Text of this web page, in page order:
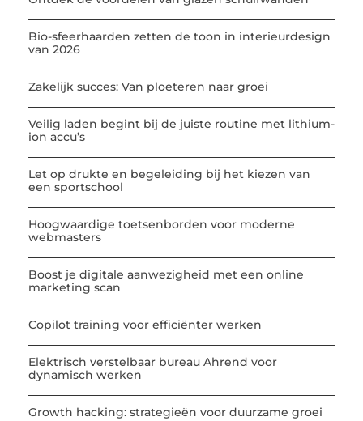
Bio-sfeerhaarden zetten de toon in interieurdesign
van 2026
Zakelijk succes: Van ploeteren naar groei
Veilig laden begint bij de juiste routine met lithium-
ion accu’s
Let op drukte en begeleiding bij het kiezen van
een sportschool
Hoogwaardige toetsenborden voor moderne
webmasters
Boost je digitale aanwezigheid met een online
marketing scan
Copilot training voor efficiënter werken
Elektrisch verstelbaar bureau Ahrend voor
dynamisch werken
Growth hacking: strategieën voor duurzame groei